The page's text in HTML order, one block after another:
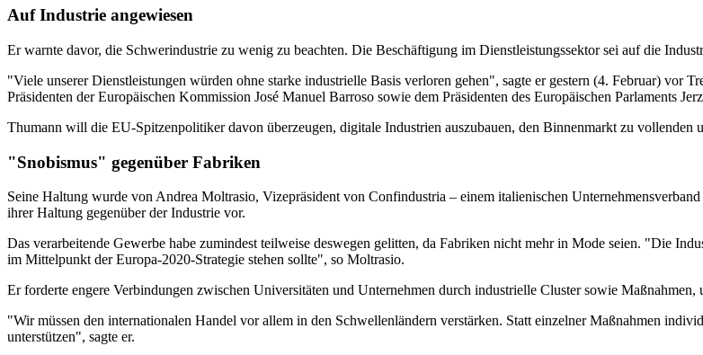
Auf Industrie angewiesen
Er warnte davor, die Schwerindustrie zu wenig zu beachten. Die Beschäftigung im Dienstleistungssektor sei auf die
"Viele unserer Dienstleistungen würden ohne starke industrielle Basis verloren gehen", sagte er gestern (4. Februar) vor
Präsidenten der Europäischen Kommission José Manuel Barroso sowie dem Präsidenten des Europäischen Parlaments
Thumann will die EU-Spitzenpolitiker davon überzeugen, digitale Industrien auszubauen, den Binnenmarkt zu vollenden
"Snobismus" gegenüber Fabriken
Seine Haltung wurde von Andrea Moltrasio, Vizepräsident von Confindustria – einem italienischen
ihrer Haltung gegenüber der Industrie vor.
Das verarbeitende Gewerbe habe zumindest teilweise deswegen gelitten, da Fabriken nicht mehr in Mode seien. "Die
im Mittelpunkt der Europa-2020-Strategie stehen sollte", so Moltrasio.
Er forderte engere Verbindungen zwischen Universitäten und Unternehmen durch industrielle Cluster sowie
"Wir müssen den internationalen Handel vor allem in den Schwellenländern verstärken. Statt einzelner Maßnahmen
unterstützen", sagte er.